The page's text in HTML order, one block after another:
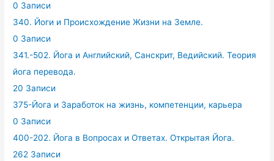
0 Записи
340. Йоги и Происхождение Жизни на Земле.
0 Записи
341.-502. Йога и Английский, Санскрит, Ведийский. Теория
йога перевода.
20 Записи
375-Йога и Заработок на жизнь, компетенции, карьера
0 Записи
400-202. Йога в Вопросах и Ответах. Открытая Йога.
262 Записи